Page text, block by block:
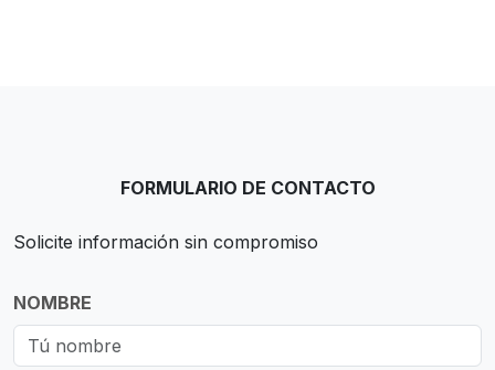
FORMULARIO DE CONTACTO
Solicite información sin compromiso
NOMBRE